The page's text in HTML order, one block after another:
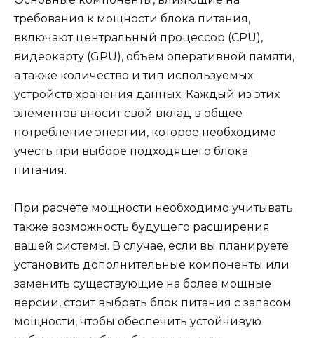
требования к мощности блока питания,
включают центральный процессор (CPU),
видеокарту (GPU), объем оперативной памяти,
а также количество и тип используемых
устройств хранения данных. Каждый из этих
элементов вносит свой вклад в общее
потребление энергии, которое необходимо
учесть при выборе подходящего блока
питания.
При расчете мощности необходимо учитывать
также возможность будущего расширения
вашей системы. В случае, если вы планируете
установить дополнительные компоненты или
заменить существующие на более мощные
версии, стоит выбрать блок питания с запасом
мощности, чтобы обеспечить устойчивую